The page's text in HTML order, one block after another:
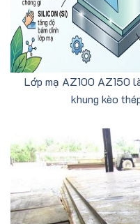
Lớp mạ AZ100 AZ150
khung kèo